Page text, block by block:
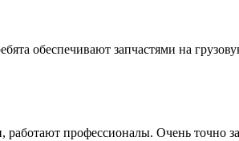
обеспечивают запчастями на
работают профессионалы. Очень точно